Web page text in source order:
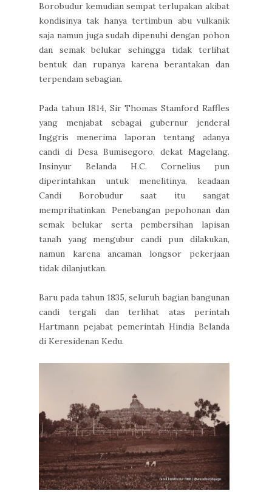
Borobudur kemudian sempat terlupakan akibat
kondisinya tak hanya tertimbun abu vulkanik
saja namun juga sudah dipenuhi dengan pohon
dan semak belukar sehingga tidak terlihat
bentuk dan rupanya karena berantakan dan
terpendam sebagian.
Pada tahun 1814, Sir Thomas Stamford Raffles
yang menjabat sebagai gubernur jenderal
Inggris menerima laporan tentang adanya
candi di Desa Bumisegoro, dekat Magelang.
Insinyur Belanda H.C. Cornelius pun
diperintahkan untuk menelitinya, keadaan
Candi Borobudur saat itu sangat
memprihatinkan. Penebangan pepohonan dan
semak belukar serta pembersihan lapisan
tanah yang mengubur candi pun dilakukan,
namun karena ancaman longsor pekerjaan
tidak dilanjutkan.
Baru pada tahun 1835, seluruh bagian bangunan
candi tergali dan terlihat atas perintah
Hartmann pejabat pemerintah Hindia Belanda
di Keresidenan Kedu.